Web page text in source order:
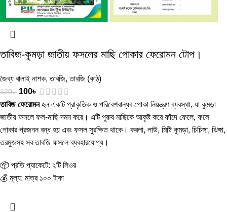
তাবিজ-কুমড়া জাতীয় ফসলের মাছি পোকার ফেরোমন টোপ।
জৈব্য বালাই নাশক,তাবজি,তাবজি (কাঠ)
120৳ 100৳
তাবিজ ফেরোমনহল একটি প্রাকৃতিক ও পরিবেশবান্ধব পোকা নিয়ন্ত্রণ ব্যবস্থা, যা কুমড়া
জাতীয় ফসলে ফল-মাছি দমন করে। এটি পুরুষ মাছিকে আকৃষ্ট করে ফাঁদে ফেলে, ফলে
পোকার প্রজনন বন্ধ হয় এবং ফসল সুরক্ষিত থাকে। করলা, লাউ, মিষ্টি কুমড়া, চিচিঙ্গা, ঝিঙ্গা,
তরমুজসহ সব তাবজি ফসলে ব্যবহারযোগ্য।
📦 প্রতি প্যাকেটে: ২টি লিওর
💰 মূল্য: মাত্র ১০০ টাকা